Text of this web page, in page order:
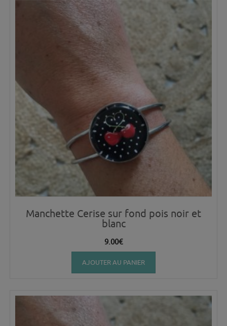
Manchette Cerise sur fond pois noir et
blanc
9.00€
AJOUTER AU PANIER